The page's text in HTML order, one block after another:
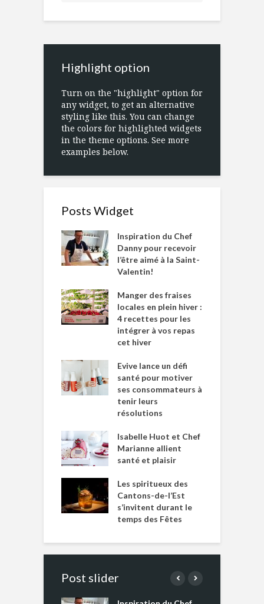
Highlight option
Turn on the "highlight" option for
any widget, to get an alternative
styling like this. You can change
the colors for highlighted widgets
in the theme options. See more
examples below.
Posts Widget
Inspiration du Chef
Danny pour recevoir
l’être aimé à la Saint-
Valentin!
Manger des fraises
locales en plein hiver :
4 recettes pour les
intégrer à vos repas
cet hiver
Evive lance un défi
santé pour motiver
ses consommateurs à
tenir leurs
résolutions
Isabelle Huot et Chef
Marianne allient
santé et plaisir
Les spiritueux des
Cantons-de-l’Est
s’invitent durant le
temps des Fêtes
Post slider